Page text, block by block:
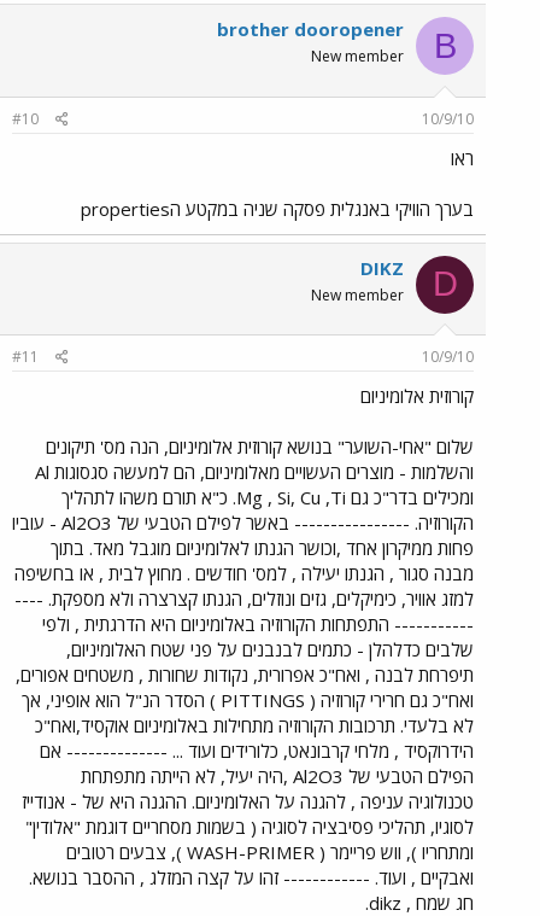
B
brother dooropener
New member
10/9/10
#10
ראו
בערך הוויקי באנגלית פסקה שניה במקטע הproperties
D
DIKZ
New member
10/9/10
#11
קורוזית אלומיניום
שלום "אחי-השוער" בנושא קורוזית אלומיניום, הנה מס' תיקונים
והשלמות - מוצרים העשויים מאלומיניום, הם למעשה סגסוגות Al
ומכילים בדר"כ גם Mg , Si, Cu ,Ti. כ"א תורם משהו לתהליך
הקורוזיה. ---------------- באשר לפילם הטבעי של Al2O3 - עוביו
פחות ממיקרון אחד ,וכושר הגנתו לאלומיניום מוגבל מאד. בתוך
מבנה סגור , הגנתו יעילה , למס' חודשים . מחוץ לבית , או בחשיפה
למזג אוויר, כימיקלים, גזים ונוזלים, הגנתו קצרצרה ולא מספקת. ----
----------- התפתחות הקורוזיה באלומיניום היא הדרגתית , ולפי
שלבים כדלהלן - כתמים לבנבנים על פני שטח האלומיניום,
תיפרחת לבנה , ואח"כ אפרורית, נקודות שחורות , משטחים אפורים,
ואח"כ גם חרירי קורוזיה ( PITTINGS ) הסדר הנ"ל הוא אופיני, אך
לא בלעדי. תרכובות הקורוזיה מתחילות באלומיניום אוקסיד,ואח"כ
הידרוקסיד , מלחי קרבונאט, כלורידים ועוד ... -------------- אם
הפילם הטבעי של Al2O3 ,היה יעיל, לא הייתה מתפתחת
טכנולוגיה עניפה , להגנה על האלומיניום. ההגנה היא של - אנודייז
לסוגיו, תהליכי פסיבציה לסוגיה ( בשמות מסחריים דוגמת "אלודין"
ומתחריו ), ווש פריימר ( WASH-PRIMER ), צבעים רטובים
ואבקיים , ועוד. ------------ זהו על קצה המזלג , ההסבר בנושא.
חג שמח , dikz.